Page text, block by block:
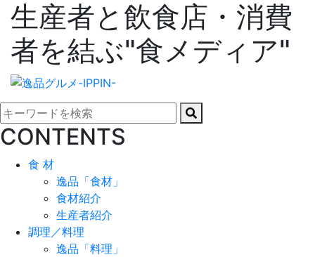
生産者と飲食店・消費
者を結ぶ"食メディア"
CONTENTS
食 材
逸品「食材」
食材紹介
生産者紹介
調理／料理
逸品「料理」